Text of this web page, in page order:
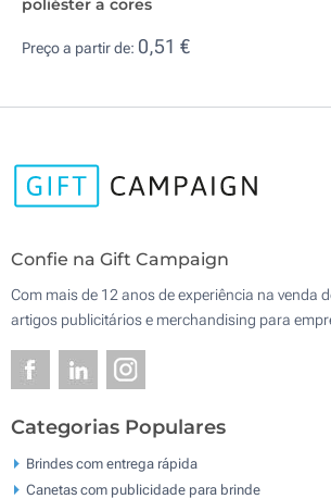
poliéster a cores
Preço a partir de: 0,51 €
Confie na Gift Campaign
Com mais de 12 anos de experiência na venda
artigos publicitários e merchandising para
Categorias Populares
Brindes com entrega rápida
Canetas com publicidade para brinde